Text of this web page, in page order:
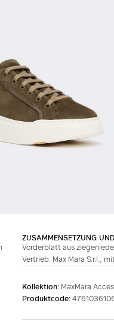
ZUSAMMENSETZUNG
Vorderblatt aus
Vertrieb: Max Mara S.r.l.,
Kollektion: MaxMara
Produktcode: